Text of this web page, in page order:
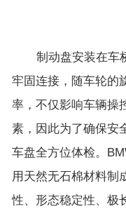
制动盘安装在车桥
牢固连接，随车轮的
率，不仅影响车辆操
素，因此为了确保安
车盘全方位体检。
用天然无石棉材料制
性、形态稳定性、极